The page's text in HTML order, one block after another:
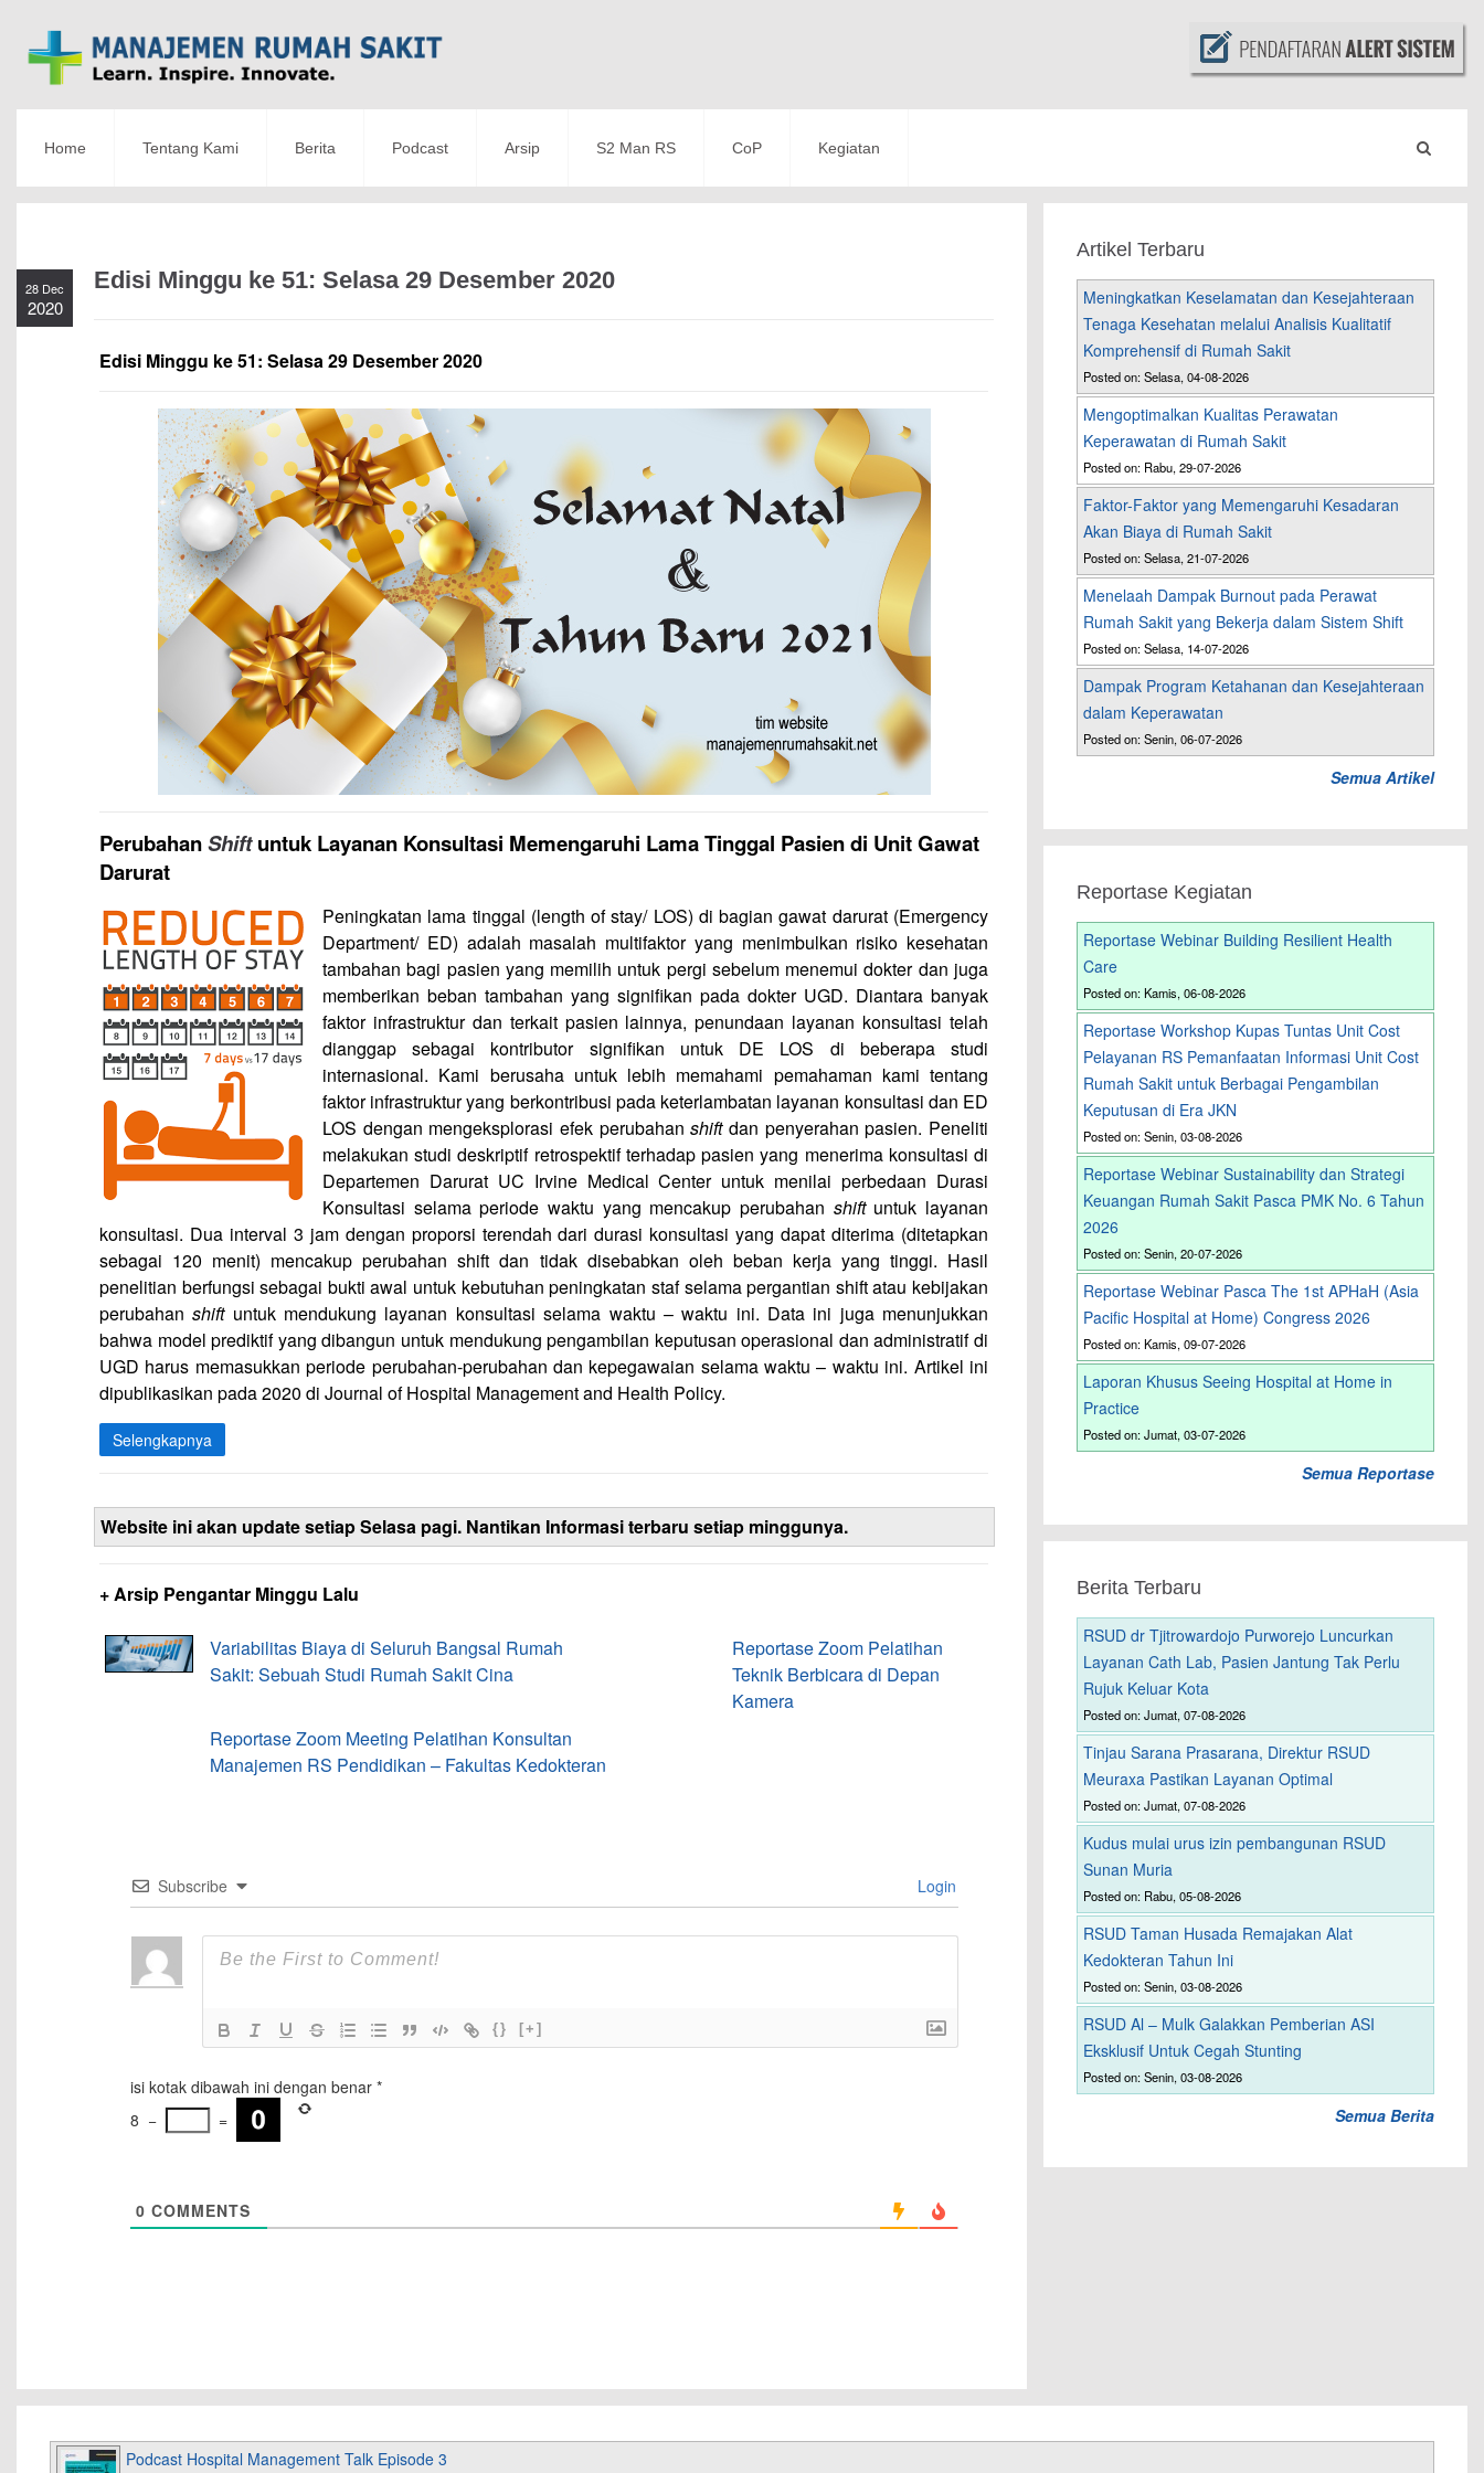
Home Tentang Kami Berita Podcast Arsip S2 Man RS CoP Kegiatan
28 Dec
2020
Edisi Minggu ke 51: Selasa 29 Desember 2020
Edisi Minggu ke 51: Selasa 29 Desember 2020
PerubahanShiftuntuk Layanan Konsultasi Memengaruhi Lama Tinggal Pasien di Unit Gawat
Darurat
Peningkatan lama tinggal (length of stay/ LOS) di bagian gawat darurat (Emergency
Department/ ED) adalah masalah multifaktor yang menimbulkan risiko kesehatan
tambahan bagi pasien yang memilih untuk pergi sebelum menemui dokter dan juga
memberikan beban tambahan yang signifikan pada dokter UGD. Diantara banyak
faktor infrastruktur dan terkait pasien lainnya, penundaan layanan konsultasi telah
dianggap sebagai kontributor signifikan untuk DE LOS di beberapa studi
internasional. Kami berusaha untuk lebih memahami pemahaman kami tentang
faktor infrastruktur yang berkontribusi pada keterlambatan layanan konsultasi dan ED
LOS dengan mengeksplorasi efek perubahanshiftdan penyerahan pasien. Peneliti
melakukan studi deskriptif retrospektif terhadap pasien yang menerima konsultasi di
Departemen Darurat UC Irvine Medical Center untuk menilai perbedaan Durasi
Konsultasi selama periode waktu yang mencakup perubahan shiftuntuk layanan
konsultasi. Dua interval 3 jam dengan proporsi terendah dari durasi konsultasi yang dapat diterima (ditetapkan
sebagai 120 menit) mencakup perubahan shift dan tidak disebabkan oleh beban kerja yang tinggi. Hasil
penelitian berfungsi sebagai bukti awal untuk kebutuhan peningkatan staf selama pergantian shift atau kebijakan
perubahanshift untuk mendukung layanan konsultasi selama waktu – waktu ini. Data ini juga menunjukkan
bahwa model prediktif yang dibangun untuk mendukung pengambilan keputusan operasional dan administratif di
UGD harus memasukkan periode perubahan-perubahan dan kepegawaian selama waktu – waktu ini. Artikel ini
dipublikasikan pada 2020 di Journal of Hospital Management and Health Policy.
Selengkapnya
Website ini akan update setiap Selasa pagi. Nantikan Informasi terbaru setiap minggunya.
+ Arsip Pengantar Minggu Lalu
Variabilitas Biaya di Seluruh Bangsal Rumah
Sakit: Sebuah Studi Rumah Sakit Cina
Reportase Zoom Pelatihan
Teknik Berbicara di Depan
Kamera
Reportase Zoom Meeting Pelatihan Konsultan
Manajemen RS Pendidikan – Fakultas Kedokteran
Subscribe Login
{} [+]
isi kotak dibawah ini dengan benar*
8 − =
0 COMMENTS
Artikel Terbaru
Meningkatkan Keselamatan dan Kesejahteraan
Tenaga Kesehatan melalui Analisis Kualitatif
Komprehensif di Rumah Sakit
Posted on: Selasa, 04-08-2026
Mengoptimalkan Kualitas Perawatan
Keperawatan di Rumah Sakit
Posted on: Rabu, 29-07-2026
Faktor-Faktor yang Memengaruhi Kesadaran
Akan Biaya di Rumah Sakit
Posted on: Selasa, 21-07-2026
Menelaah Dampak Burnout pada Perawat
Rumah Sakit yang Bekerja dalam Sistem Shift
Posted on: Selasa, 14-07-2026
Dampak Program Ketahanan dan Kesejahteraan
dalam Keperawatan
Posted on: Senin, 06-07-2026
Semua Artikel
Reportase Kegiatan
Reportase Webinar Building Resilient Health
Care
Posted on: Kamis, 06-08-2026
Reportase Workshop Kupas Tuntas Unit Cost
Pelayanan RS Pemanfaatan Informasi Unit Cost
Rumah Sakit untuk Berbagai Pengambilan
Keputusan di Era JKN
Posted on: Senin, 03-08-2026
Reportase Webinar Sustainability dan Strategi
Keuangan Rumah Sakit Pasca PMK No. 6 Tahun
2026
Posted on: Senin, 20-07-2026
Reportase Webinar Pasca The 1st APHaH (Asia
Pacific Hospital at Home) Congress 2026
Posted on: Kamis, 09-07-2026
Laporan Khusus Seeing Hospital at Home in
Practice
Posted on: Jumat, 03-07-2026
Semua Reportase
Berita Terbaru
RSUD dr Tjitrowardojo Purworejo Luncurkan
Layanan Cath Lab, Pasien Jantung Tak Perlu
Rujuk Keluar Kota
Posted on: Jumat, 07-08-2026
Tinjau Sarana Prasarana, Direktur RSUD
Meuraxa Pastikan Layanan Optimal
Posted on: Jumat, 07-08-2026
Kudus mulai urus izin pembangunan RSUD
Sunan Muria
Posted on: Rabu, 05-08-2026
RSUD Taman Husada Remajakan Alat
Kedokteran Tahun Ini
Posted on: Senin, 03-08-2026
RSUD Al – Mulk Galakkan Pemberian ASI
Eksklusif Untuk Cegah Stunting
Posted on: Senin, 03-08-2026
Semua Berita
Podcast Hospital Management Talk Episode 3